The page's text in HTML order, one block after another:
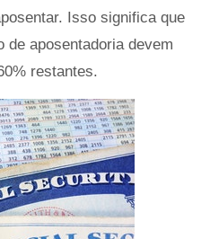
Isso significa que
aposentadoria devem
restantes.